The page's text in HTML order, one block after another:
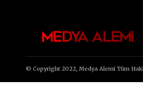
© Copyright 2022, Medya Alemi Tüm